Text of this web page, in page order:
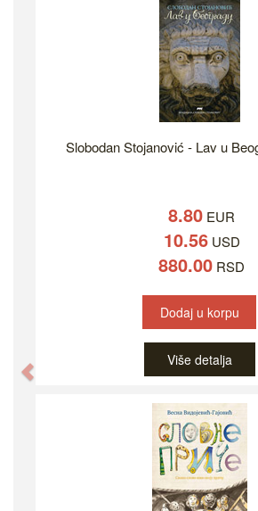
Slobodan Stojanović - Lav u
8.80 EUR
10.56USD
880.00 RSD
Dodaj u korpu
Više detalja